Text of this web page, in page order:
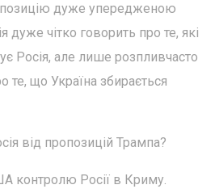
дуже упередженою
дуже чітко говорить про те, які
Росія, але лише розпливчасто
те, що Україна збирається
від пропозицій Трампа?
контролю Росії в Криму.